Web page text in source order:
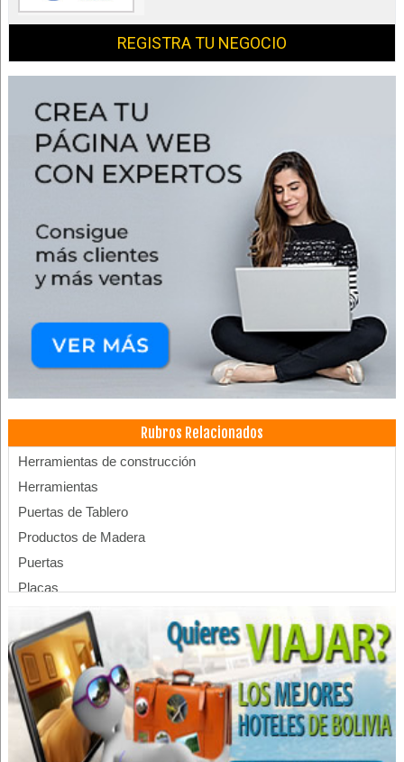
REGISTRA TU NEGOCIO
Rubros Relacionados
Herramientas de construcción
Herramientas
Puertas de Tablero
Productos de Madera
Puertas
Placas
Soldadura
Soldadura: Maquinaria, Equipos
Cielos falsos
Abogados
Asesoramiento extrajudicial